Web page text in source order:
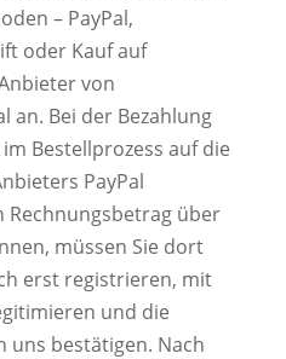
– PayPal,
oder Kauf auf
von
an. Bei der Bezahlung
Bestellprozess auf die
PayPal
Rechnungsbetrag über
müssen Sie dort
erst registrieren, mit
und die
uns bestätigen. Nach